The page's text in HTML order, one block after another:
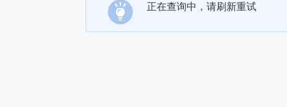
正在查询中，请刷新重试